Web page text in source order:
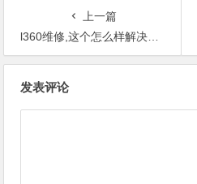
上一篇
l360维修,这个怎么样解决？知道哪里的错误信息。
发表评论